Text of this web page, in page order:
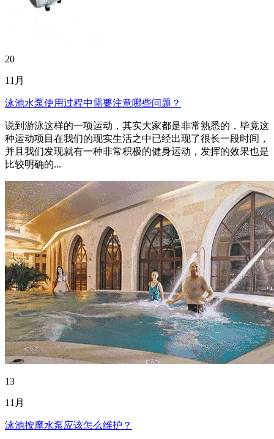
20
11月
泳池水泵使用过程中需要注意哪些问题？
说到游泳这样的一项运动，其实大家都是非常熟悉的，毕竟这
种运动项目在我们的现实生活之中已经出现了很长一段时间，
并且我们发现就有一种非常积极的健身运动，发挥的效果也是
比较明确的...
13
11月
泳池按摩水泵应该怎么维护？